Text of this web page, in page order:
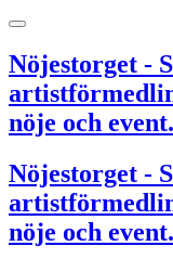
Nöjestorget -
nöje och event.
Nöjestorget -
nöje och event.